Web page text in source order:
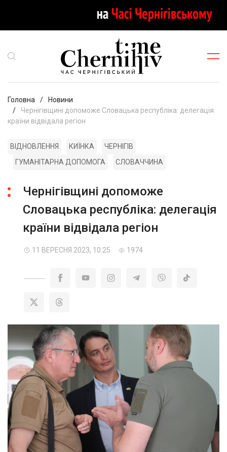
Головна
Новини
Чернігівщині допоможе Словацька республіка: делегація
країни відвідала регіон
ВІДНОВЛЕННЯ КИЇНКА
ЧЕРНІГІВ
ГУМАНІТАРНА ДОПОМОГА
СЛОВАЧЧИНА
Чернігівщині допоможе
Словацька республіка: делегація
країни відвідала регіон
11 ВЕРЕСНЯ 2023, 10:25 1974